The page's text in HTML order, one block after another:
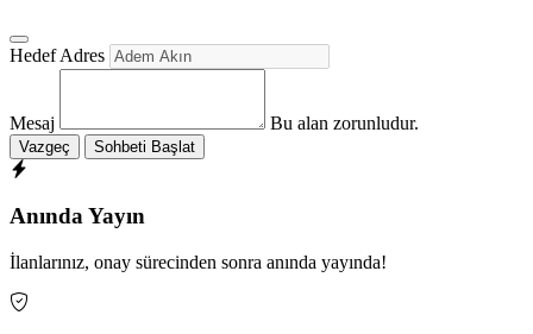
Hedef Adres
Mesaj Bu alan zorunludur.
Vazgeç Sohbeti Başlat
Anında Yayın
İlanlarınız, onay sürecinden sonra anında yayında!